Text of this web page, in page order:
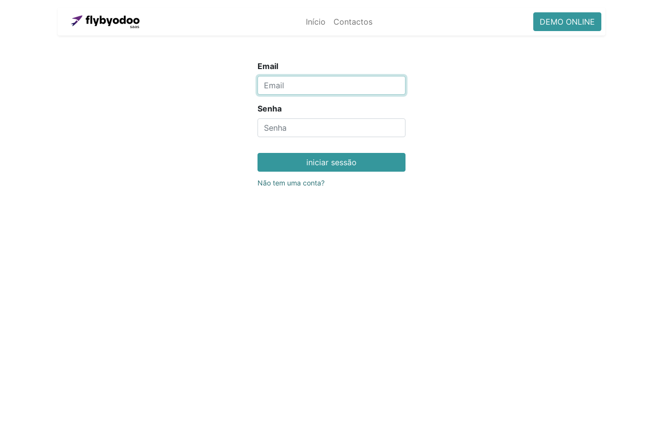
Início Contactos DEMO ONLINE
Email
Senha
iniciar sessão
Não tem uma conta?